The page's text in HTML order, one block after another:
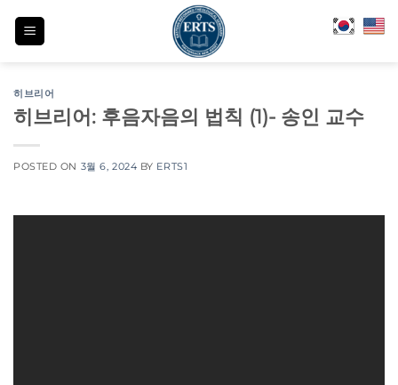
히브리어
히브리어: 후음자음의 법칙 (1)- 송인 교수
POSTED ON 3월 6, 2024 BY ERTS1